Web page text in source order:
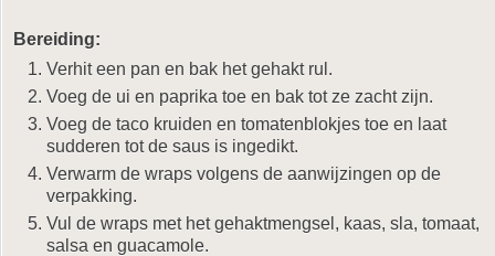
Bereiding:
Verhit een pan en bak het gehakt rul.
Voeg de ui en paprika toe en bak tot ze zacht zijn.
Voeg de taco kruiden en tomatenblokjes toe en laat
sudderen tot de saus is ingedikt.
Verwarm de wraps volgens de aanwijzingen op de
verpakking.
Vul de wraps met het gehaktmengsel, kaas, sla, tomaat,
salsa en guacamole.